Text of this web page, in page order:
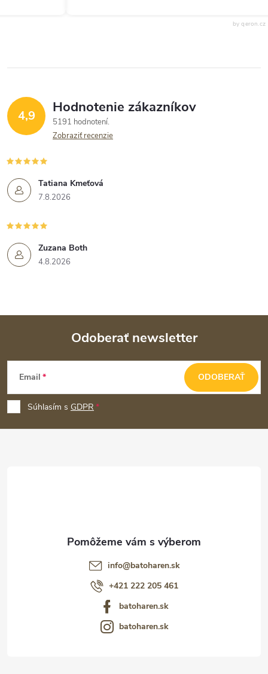
by qeron.cz
4,9 Hodnotenie zákazníkov
5191 hodnotení
Zobraziť recenzie
Tatiana Kmeťová
7.8.2026
Zuzana Both
4.8.2026
Z
p
ä
Odoberať newsletter
Email
Súhlasím s GDPR
ODOBERAŤ
info@batoharen.sk
+421 222 205 461
batoharen.sk
batoharen.sk